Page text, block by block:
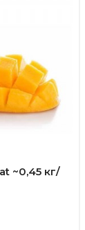
~0,45 кг/